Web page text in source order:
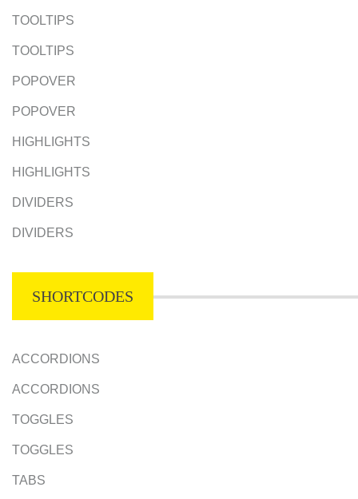
TOOLTIPS
TOOLTIPS
POPOVER
POPOVER
HIGHLIGHTS
HIGHLIGHTS
DIVIDERS
DIVIDERS
SHORTCODES
ACCORDIONS
ACCORDIONS
TOGGLES
TOGGLES
TABS